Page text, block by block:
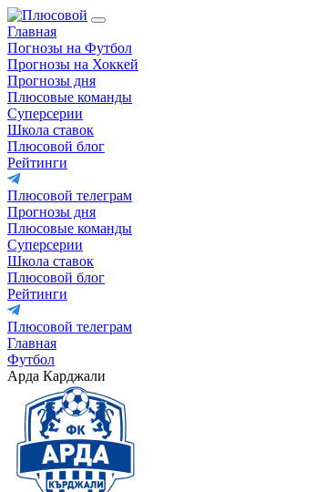
Главная
Погнозы на Футбол
Прогнозы на Хоккей
Прогнозы дня
Плюсовые команды
Суперсерии
Школа ставок
Плюсовой блог
Рейтинги
Плюсовой телеграм
Прогнозы дня
Плюсовые команды
Суперсерии
Школа ставок
Плюсовой блог
Рейтинги
Плюсовой телеграм
Главная
Футбол
Арда Карджали